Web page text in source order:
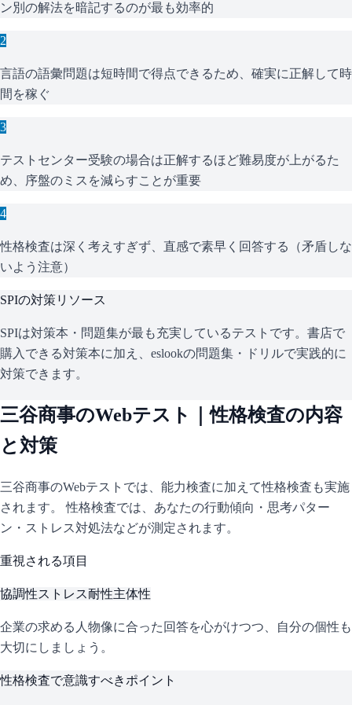
ン別の解法を暗記するのが最も効率的
2
言語の語彙問題は短時間で得点できるため、確実に正解して時
間を稼ぐ
3
テストセンター受験の場合は正解するほど難易度が上がるた
め、序盤のミスを減らすことが重要
4
性格検査は深く考えすぎず、直感で素早く回答する（矛盾しな
いよう注意）
SPIの対策リソース
SPIは対策本・問題集が最も充実しているテストです。書店で
購入できる対策本に加え、eslookの問題集・ドリルで実践的に
対策できます。
三谷商事のWebテスト｜性格検査の内容
と対策
三谷商事のWebテストでは、能力検査に加えて性格検査も実施
されます。 性格検査では、あなたの行動傾向・思考パター
ン・ストレス対処法などが測定されます。
重視される項目
協調性ストレス耐性主体性
企業の求める人物像に合った回答を心がけつつ、自分の個性も
大切にしましょう。
性格検査で意識すべきポイント